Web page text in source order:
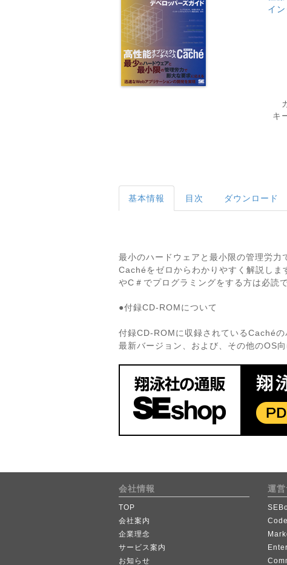
イ
キ
基本情報 目次 ダウンロード
最小のハードウェアと最小限の管理労力
Cachéをゼロからわかりやすく解説し
やC＃でプログラミングをする方は必読で
●付録CD-ROMについて
付録CD-ROMに収録されているCaché
最新バージョン、および、その他のOS
会社情報
TOP
会社案内
企業理念
サービス案内
お知らせ
運営